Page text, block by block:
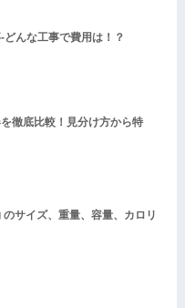
んな工事で費用は！？
徹底比較！見分け方から特
サイズ、重量、容量、カロリ